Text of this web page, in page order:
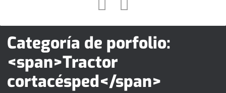
Categoría de porfolio:
<span>Tractor
cortacésped</span>